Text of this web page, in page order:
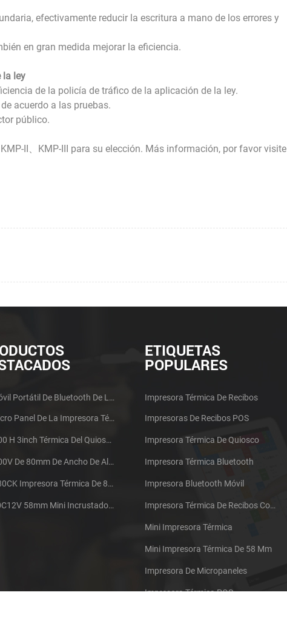
efectivamente reducir la escritura a mano de los errores y
en gran medida mejorar la eficiencia.
la ley
de la policía de tráfico de la aplicación de la ley.
acuerdo a las pruebas.
público.
KMP-II、KMP-III para su elección. Más información, por favor visite
58 Móvil Portátil De Bluetooth De La Impresora Térmica De PTP-II
58 Micro Panel De La Impresora Térmica De Recibos CSN-A1
KP-300 H 3inch Térmica Del Quiosco De La Impresora Módulo De
KP-300V De 80mm De Ancho De Alta Velocidad De La Impresora Térmica Del Quiosco
EP-380CK Impresora Térmica De 80 Mm Con Bloqueo De La Tapa
TTL DC12V 58mm Mini Incrustado Taxi De La Impresora Térmica De Recibos
ETIQUETAS
POPULARES
Impresora Térmica De Recibos
Impresoras De Recibos POS
Impresora Térmica De Quiosco
Impresora Térmica Bluetooth
Impresora Bluetooth Móvil
Impresora Térmica De Recibos Con Micropanel.
Mini Impresora Térmica
Mini Impresora Térmica De 58 Mm
Impresora De Micropaneles
Impresora Térmica POS